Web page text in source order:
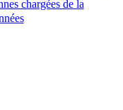
chargées de la